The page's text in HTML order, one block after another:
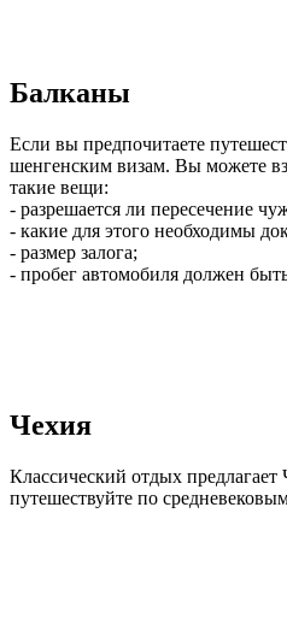
Балканы
Если вы предпочитаете
шенгенским визам. Вы можете
такие вещи:
- разрешается ли пересечение
- какие для этого необходимы
- размер залога;
- пробег автомобиля должен
Чехия
Классический отдых
путешествуйте по